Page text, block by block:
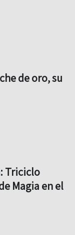
de oro, su
Triciclo
Magia en el